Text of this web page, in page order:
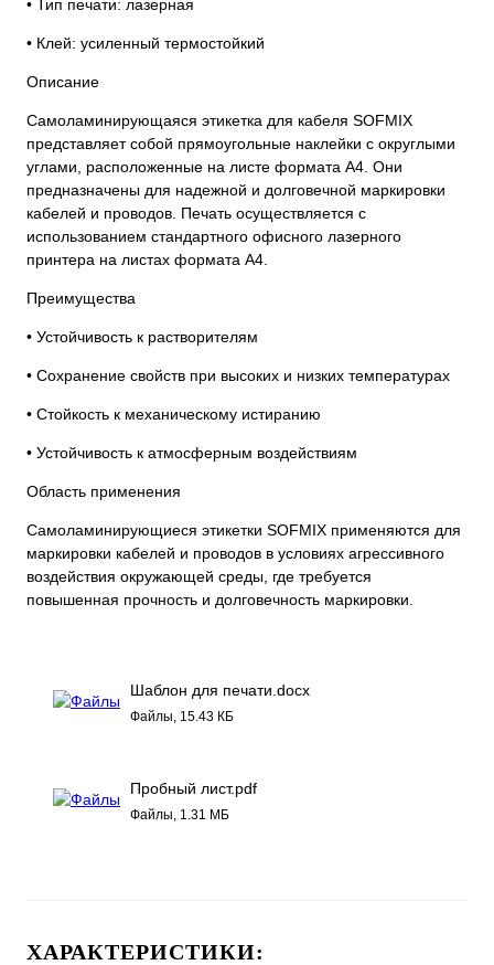
• Тип печати: лазерная
• Клей: усиленный термостойкий
Описание
Самоламинирующаяся этикетка для кабеля SOFMIX
представляет собой прямоугольные наклейки с округлыми
углами, расположенные на листе формата А4. Они
предназначены для надежной и долговечной маркировки
кабелей и проводов. Печать осуществляется с
использованием стандартного офисного лазерного
принтера на листах формата А4.
Преимущества
• Устойчивость к растворителям
• Сохранение свойств при высоких и низких температурах
• Стойкость к механическому истиранию
• Устойчивость к атмосферным воздействиям
Область применения
Самоламинирующиеся этикетки SOFMIX применяются для
маркировки кабелей и проводов в условиях агрессивного
воздействия окружающей среды, где требуется
повышенная прочность и долговечность маркировки.
Шаблон для печати.docx
Файлы, 15.43 КБ
Пробный лист.pdf
Файлы, 1.31 МБ
ХАРАКТЕРИСТИКИ: